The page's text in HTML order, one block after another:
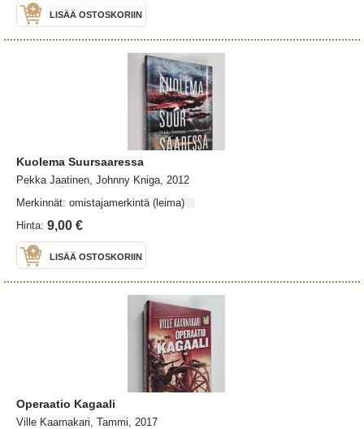
LISÄÄ OSTOSKORIIN
Kuolema Suursaaressa
Pekka Jaatinen, Johnny Kniga, 2012
Merkinnät: omistajamerkintä (leima)
Hinta: 9,00 €
LISÄÄ OSTOSKORIIN
Operaatio Kagaali
Ville Kaarnakari, Tammi, 2017